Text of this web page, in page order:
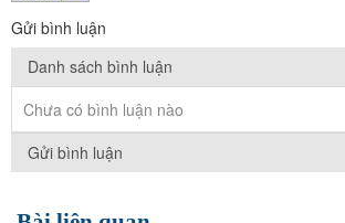
Gửi bình luận
Danh sách bình luận
Chưa có bình luận nào
Gửi bình luận